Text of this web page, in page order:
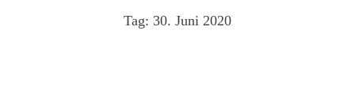
Tag: 30. Juni 2020